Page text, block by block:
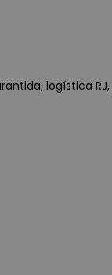
logística